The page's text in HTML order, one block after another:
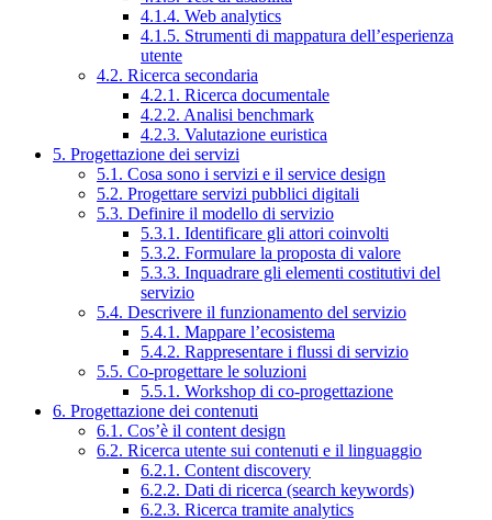
4.1.4. Web analytics
4.1.5. Strumenti di mappatura dell’esperienza
utente
4.2. Ricerca secondaria
4.2.1. Ricerca documentale
4.2.2. Analisi benchmark
4.2.3. Valutazione euristica
5. Progettazione dei servizi
5.1. Cosa sono i servizi e il service design
5.2. Progettare servizi pubblici digitali
5.3. Definire il modello di servizio
5.3.1. Identificare gli attori coinvolti
5.3.2. Formulare la proposta di valore
5.3.3. Inquadrare gli elementi costitutivi del
servizio
5.4. Descrivere il funzionamento del servizio
5.4.1. Mappare l’ecosistema
5.4.2. Rappresentare i flussi di servizio
5.5. Co-progettare le soluzioni
5.5.1. Workshop di co-progettazione
6. Progettazione dei contenuti
6.1. Cos’è il content design
6.2. Ricerca utente sui contenuti e il linguaggio
6.2.1. Content discovery
6.2.2. Dati di ricerca (search keywords)
6.2.3. Ricerca tramite analytics